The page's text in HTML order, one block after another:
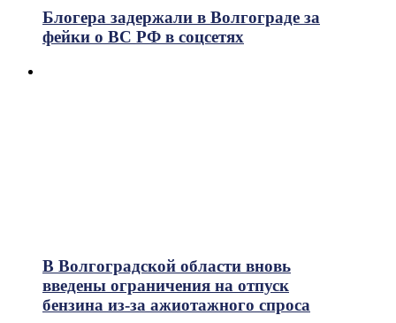
Блогера задержали в Волгограде за
фейки о ВС РФ в соцсетях
В Волгоградской области вновь
введены ограничения на отпуск
бензина из-за ажиотажного спроса